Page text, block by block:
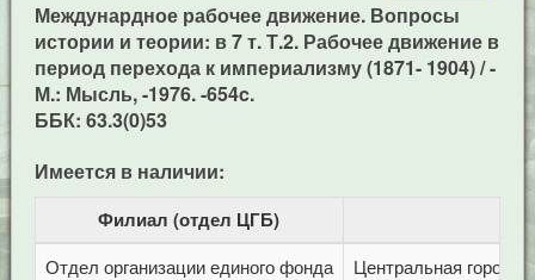
Междунардное рабочее движение. Вопросы
истории и теории: в 7 т. Т.2. Рабочее движение в
период перехода к империализму (1871- 1904) / -
М.: Мысль, -1976. -654c.
ББК: 63.3(0)53
Имеется в наличии:
Филиал (отдел ЦГБ)
Отдел организации единого фонда Центральная